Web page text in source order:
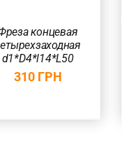
концевая
d1*D4*l14*L50
310 ГРН